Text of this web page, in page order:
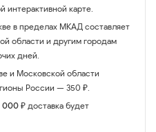
интерактивной карте.
в пределах МКАД составляет
области и другим городам
дней.
и Московской области
России — 350 ₽.
000 ₽доставка будет